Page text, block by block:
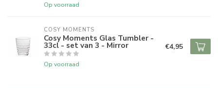
Op voorraad
COSY MOMENTS
Cosy Moments Glas Tumbler -
33cl - set van 3 - Mirror
Op voorraad
€4,95